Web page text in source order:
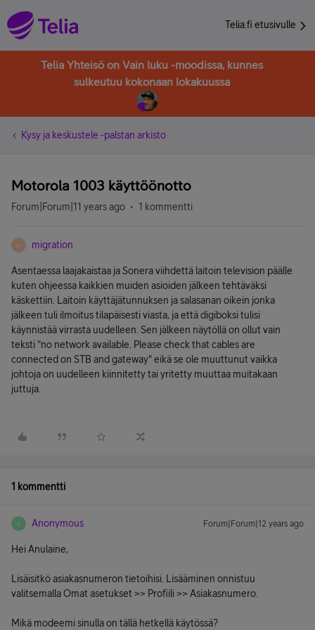
Telia.fi etusivulle
Telia Yhteisö on Vain luku -moodissa, kunnes
sulkeutuu kokonaan lokakuussa
Kysy ja keskustele -palstan arkisto
Motorola 1003 käyttöönotto
Forum|Forum|11 years ago 1 kommentti
M migration
Asentaessa laajakaistaa ja Sonera viihdettä laitoin television päälle
kuten ohjeessa kaikkien muiden asioiden jälkeen tehtäväksi
käskettiin. Laitoin käyttäjätunnuksen ja salasanan oikein jonka
jälkeen tuli ilmoitus tilapäisesti viasta, ja että digiboksi tulisi
käynnistää virrasta uudelleen. Sen jälkeen näytöllä on ollut vain
teksti "no network available. Please check that cables are
connected on STB and gateway" eikä se ole muuttunut vaikka
johtoja on uudelleen kiinnitetty tai yritetty muuttaa muitakaan
juttuja.
1 kommentti
A Anonymous Forum|Forum|12 years ago
Hei Anulaine,
Lisäisitkö asiakasnumeron tietoihisi. Lisääminen onnistuu
valitsemalla Omat asetukset >> Profiili >> Asiakasnumero.
Mikä modeemi sinulla on tällä hetkellä käytössä?